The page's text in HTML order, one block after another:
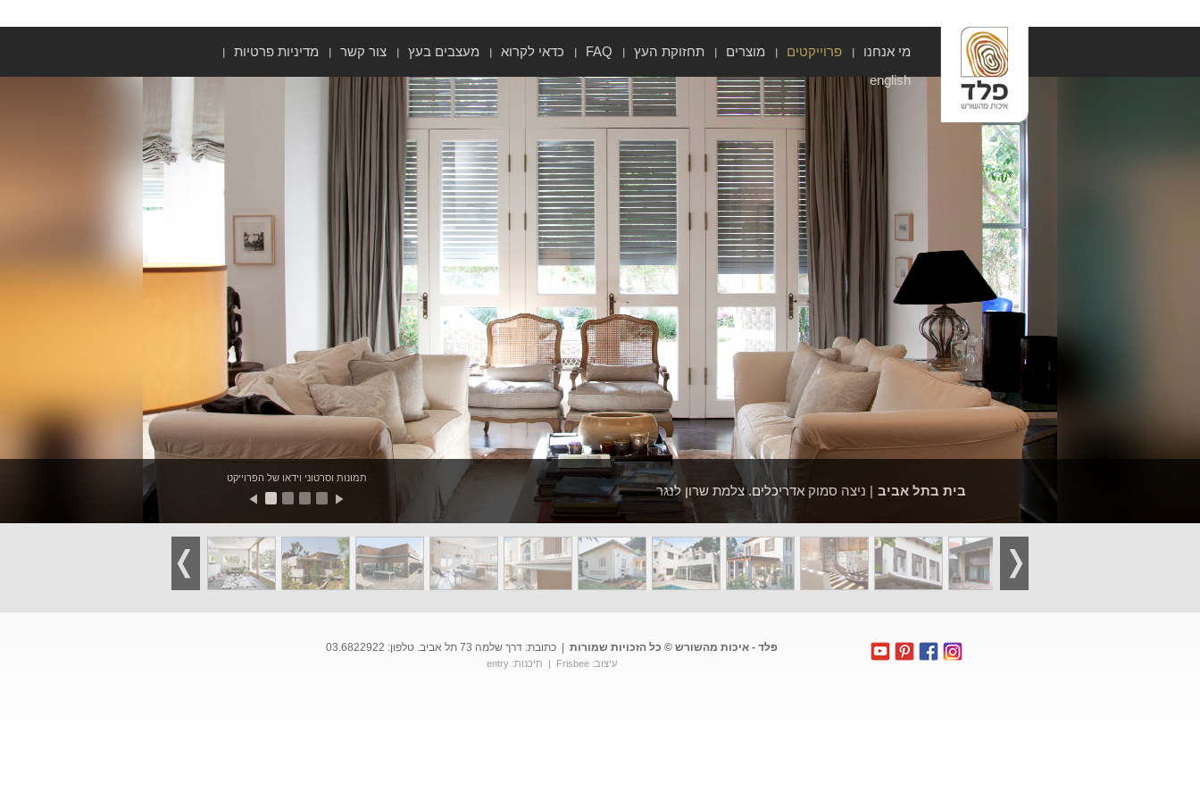
מי אנחנו פרוייקטים מוצרים תחזוקת העץ FAQ כדאי לקרוא מעצבים בעץ צור קשר
מדיניות פרטיות
english
תמונות וסרטוני וידאו של הפרוייקט
בית בתל אביב | ניצה סמוק אדריכלים. צלמת שרון לנגר
פלד - איכות מהשורש © כל הזכויות שמורות כתובת: דרך שלמה 73 תל אביב. טלפון: 03.6822922
עיצוב: Frisbee | תיכנות: entry